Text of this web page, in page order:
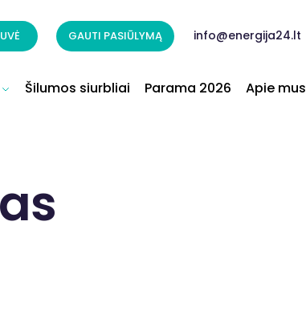
GAUTI PASIŪLYMĄ info@energija24.lt
Šilumos siurbliai Parama 2026 Apie mus